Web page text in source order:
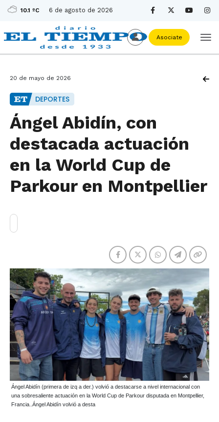
10.1 ºC 6 de agosto de 2026
Asociate
20 de mayo de 2026
DEPORTES
Ángel Abidín, con
destacada actuación
en la World Cup de
Parkour en Montpellier
Ángel Abidín (primera de izq a der.) volvió a destacarse a nivel internacional con
una sobresaliente actuación en la World Cup de Parkour disputada en Montpellier,
Francia..Ángel Abidín volvió a desta